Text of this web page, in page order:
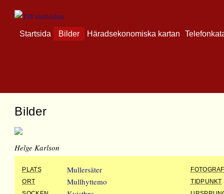
Startsida Bilder Häradsekonomiska kartan
Bilder
Helge Karlson
PLATS Mullersäter
FOTOGRAF
ORT
Mullhyttemo
TIDPUNKT